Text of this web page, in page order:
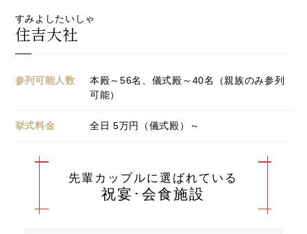
すみよしたいしゃ
住吉大社
参列可能人数
本殿～56名、儀式殿～40名（親族のみ参列
可能）
挙式料金 全日 5万円（儀式殿）～
先輩カップルに選ばれている
祝宴･会食施設